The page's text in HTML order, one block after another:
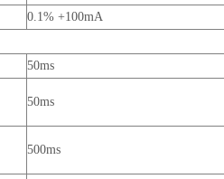
0.1% +100mA
50ms
50ms
500ms